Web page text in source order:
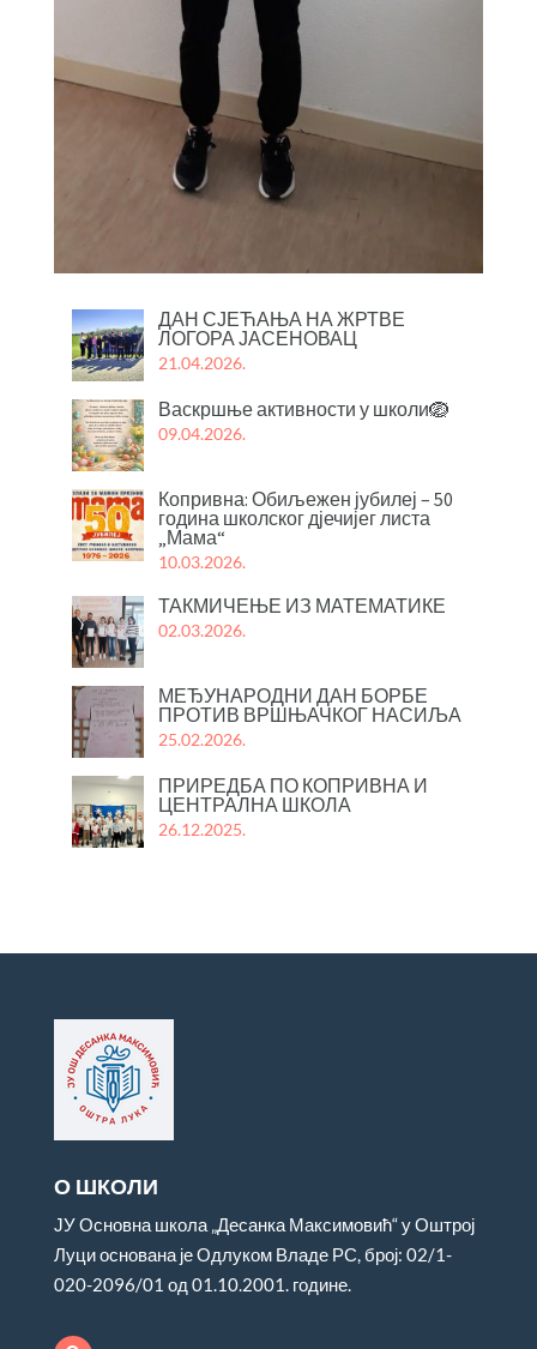
ДАН СЈЕЋАЊА НА ЖРТВЕ
ЛОГОРА ЈАСЕНОВАЦ
21.04.2026.
Васкршње активности у школи🪺
09.04.2026.
Копривна: Обиљежен јубилеј – 50
година школског дјечијег листа
„Мама“
10.03.2026.
ТАКМИЧЕЊЕ ИЗ МАТЕМАТИКЕ
02.03.2026.
МЕЂУНАРОДНИ ДАН БОРБЕ
ПРОТИВ ВРШЊАЧКОГ НАСИЉА
25.02.2026.
ПРИРЕДБА ПО КОПРИВНА И
ЦЕНТРАЛНА ШКОЛА
26.12.2025.
О ШКОЛИ
ЈУ Основна школа „Десанка Максимовић“ у Оштрој
Луци основана је Одлуком Владе РС, број: 02/1-
020-2096/01 од 01.10.2001. године.